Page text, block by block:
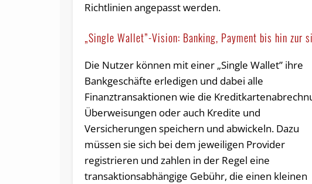
Richtlinien angepasst werden.
„Single Wallet”-Vision: Banking, Payment bis hin zur
Die Nutzer können mit einer „Single Wallet” ihre
Bankgeschäfte erledigen und dabei alle
Finanztransaktionen wie die
Überweisungen oder auch Kredite und
Versicherungen speichern und abwickeln. Dazu
müssen sie sich bei dem jeweiligen Provider
registrieren und zahlen in der Regel eine
transaktionsabhängige Gebühr, die einen kleinen